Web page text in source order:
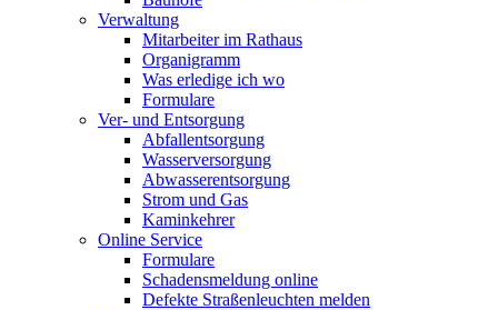
Verwaltung
Mitarbeiter im Rathaus
Organigramm
Was erledige ich wo
Formulare
Ver- und Entsorgung
Abfallentsorgung
Wasserversorgung
Abwasserentsorgung
Strom und Gas
Kaminkehrer
Online Service
Formulare
Schadensmeldung online
Defekte Straßenleuchten melden